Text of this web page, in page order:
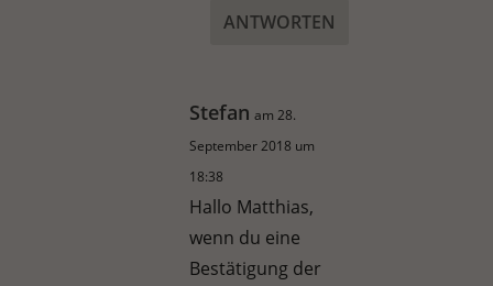
ANTWORTEN
Stefan am 28.
September 2018 um
18:38
Hallo Matthias,
wenn du eine
Bestätigung der